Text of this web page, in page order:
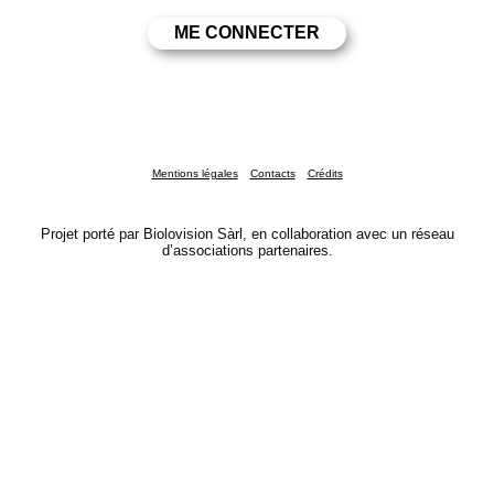
Mentions légales Contacts Crédits
Projet porté par Biolovision Sàrl, en collaboration avec un réseau
d’associations partenaires.